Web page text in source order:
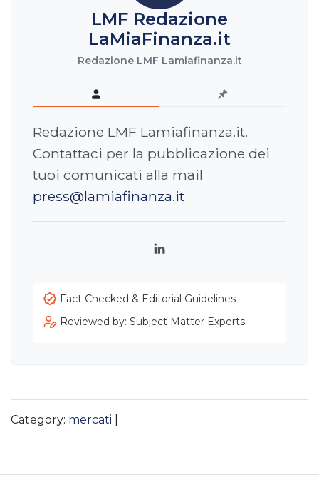
LMF Redazione
LaMiaFinanza.it
Redazione LMF Lamiafinanza.it
Redazione LMF Lamiafinanza.it.
Contattaci per la pubblicazione dei
tuoi comunicati alla mail
press@lamiafinanza.it
LinkedIn
Fact Checked & Editorial Guidelines
Reviewed by: Subject Matter Experts
Category: mercati